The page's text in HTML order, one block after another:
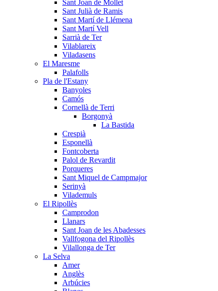
Sant Joan de Mollet
Sant Julià de Ramis
Sant Martí de Llémena
Sant Martí Vell
Sarrià de Ter
Vilablareix
Viladasens
El Maresme
Palafolls
Pla de l'Estany
Banyoles
Camós
Cornellà de Terri
Borgonyà
La Bastida
Crespià
Esponellà
Fontcoberta
Palol de Revardit
Porqueres
Sant Miquel de Campmajor
Serinyà
Vilademuls
El Ripollès
Camprodon
Llanars
Sant Joan de les Abadesses
Vallfogona del Ripollès
Vilallonga de Ter
La Selva
Amer
Anglès
Arbúcies